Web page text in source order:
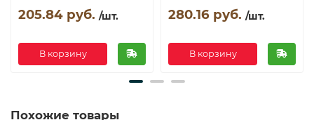
205.84 руб. /шт.
В корзину
280.16 руб. /шт.
В корзину
Похожие товары